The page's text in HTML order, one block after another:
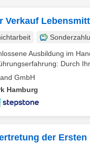
Verkauf
Ausbildung im
Durch
GmbH
Hamburg
der